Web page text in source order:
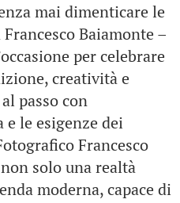
mai dimenticare le
Baiamonte –
per celebrare
creatività e
passo con
e le esigenze dei
Francesco
solo una realtà
moderna, capace di